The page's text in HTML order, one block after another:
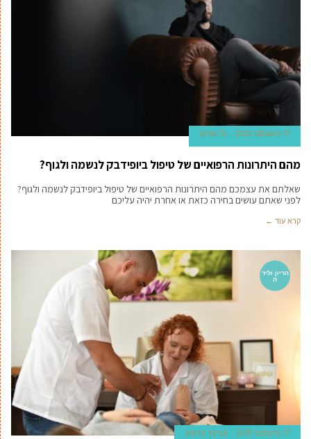
17 באוגוסט 2022 גל טוויטו
מהם היתרונות הרפואיים של טיפול ביופידבק לנשמה ולגוף?
שאלתם את עצמכם מהם היתרונות הרפואיים של טיפול ביופידבק לנשמה ולגוף?
לפני שאתם עושים בחירה כזאת או אחרת יהיה עליכם
קרא עוד ←
הריון וליד
ה
17 בדצמבר 2019 אביעד ברטוב